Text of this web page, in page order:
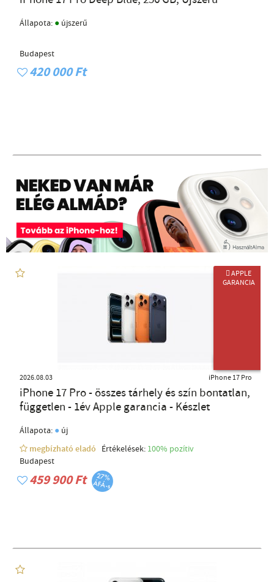
Állapota: ● újszerű
Budapest
420 000 Ft
 APPLE
GARANCIA
2026.08.03 iPhone 17 Pro
iPhone 17 Pro - összes tárhely és szín bontatlan,
független - 1év Apple garancia - Készlet
Állapota: ● új
megbízható eladó
Értékelések: 100% pozítiv
Budapest
459 900 Ft